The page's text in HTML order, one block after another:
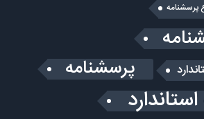
پرسشنامه
پرسشنامه